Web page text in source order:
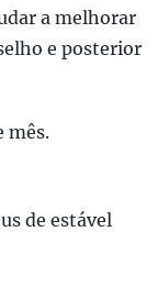
a melhorar
e posterior
mês.
de estável